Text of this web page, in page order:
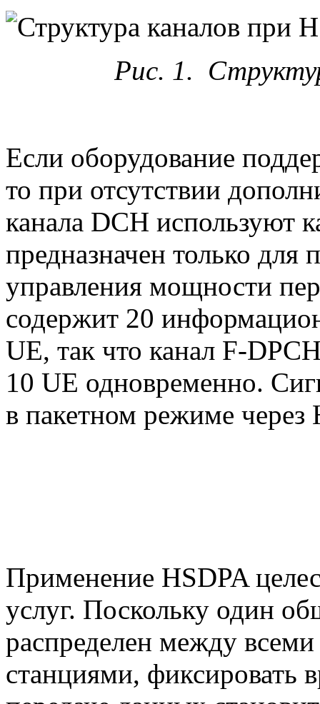
Рис. 1.
Если оборудование
то при отсутствии
канала DCH используют
предназначен только
управления мощности
содержит 20
UE, так что канал F-
10 UE одновременно.
в пакетном режиме через
Применение HSDPA
услуг. Поскольку один
распределен между
станциями, фиксировать